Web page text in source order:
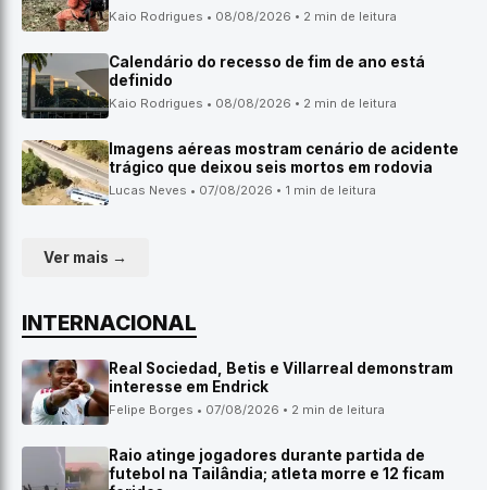
Kaio Rodrigues • 08/08/2026 • 2 min de leitura
Calendário do recesso de fim de ano está
definido
Kaio Rodrigues • 08/08/2026 • 2 min de leitura
Imagens aéreas mostram cenário de acidente
trágico que deixou seis mortos em rodovia
Lucas Neves • 07/08/2026 • 1 min de leitura
Ver mais →
INTERNACIONAL
Real Sociedad, Betis e Villarreal demonstram
interesse em Endrick
Felipe Borges • 07/08/2026 • 2 min de leitura
Raio atinge jogadores durante partida de
futebol na Tailândia; atleta morre e 12 ficam